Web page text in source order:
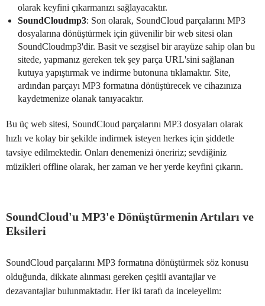
olarak keyfini çıkarmanızı sağlayacaktır.
SoundCloudmp3: Son olarak, SoundCloud parçalarını MP3
dosyalarına dönüştürmek için güvenilir bir web sitesi olan
SoundCloudmp3'dir. Basit ve sezgisel bir arayüze sahip olan bu
sitede, yapmanız gereken tek şey parça URL'sini sağlanan
kutuya yapıştırmak ve indirme butonuna tıklamaktır. Site,
ardından parçayı MP3 formatına dönüştürecek ve cihazınıza
kaydetmenize olanak tanıyacaktır.
Bu üç web sitesi, SoundCloud parçalarını MP3 dosyaları olarak
hızlı ve kolay bir şekilde indirmek isteyen herkes için şiddetle
tavsiye edilmektedir. Onları denemenizi öneririz; sevdiğiniz
müzikleri offline olarak, her zaman ve her yerde keyfini çıkarın.
SoundCloud'u MP3'e Dönüştürmenin Artıları ve
Eksileri
SoundCloud parçalarını MP3 formatına dönüştürmek söz konusu
olduğunda, dikkate alınması gereken çeşitli avantajlar ve
dezavantajlar bulunmaktadır. Her iki tarafı da inceleyelim: